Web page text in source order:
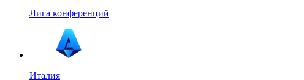
Лига конференций
Италия